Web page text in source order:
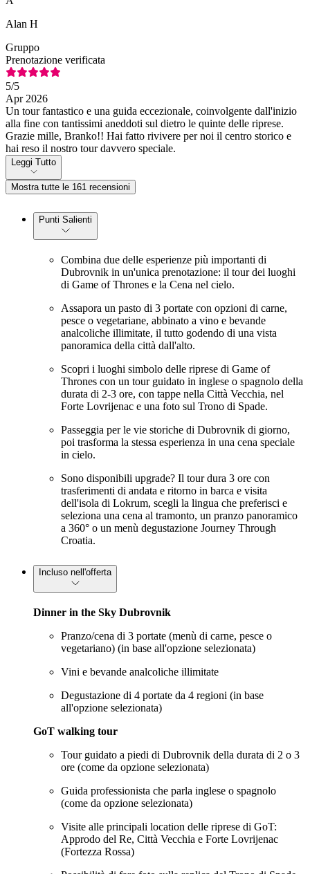
Alan H
Gruppo
Prenotazione verificata
5/5
Apr 2026
Un tour fantastico e una guida eccezionale, coinvolgente dall'inizio
alla fine con tantissimi aneddoti sul dietro le quinte delle riprese.
Grazie mille, Branko!! Hai fatto rivivere per noi il centro storico e
hai reso il nostro tour davvero speciale.
Leggi Tutto
Mostra tutte le 161 recensioni
Punti Salienti
Combina due delle esperienze più importanti di
Dubrovnik in un'unica prenotazione: il tour dei luoghi
di Game of Thrones e la Cena nel cielo.
Assapora un pasto di 3 portate con opzioni di carne,
pesce o vegetariane, abbinato a vino e bevande
analcoliche illimitate, il tutto godendo di una vista
panoramica della città dall'alto.
Scopri i luoghi simbolo delle riprese di Game of
Thrones con un tour guidato in inglese o spagnolo della
durata di 2-3 ore, con tappe nella Città Vecchia, nel
Forte Lovrijenac e una foto sul Trono di Spade.
Passeggia per le vie storiche di Dubrovnik di giorno,
poi trasforma la stessa esperienza in una cena speciale
in cielo.
Sono disponibili upgrade? Il tour dura 3 ore con
trasferimenti di andata e ritorno in barca e visita
dell'isola di Lokrum, scegli la lingua che preferisci e
seleziona una cena al tramonto, un pranzo panoramico
a 360° o un menù degustazione Journey Through
Croatia.
Incluso nell'offerta
Dinner in the Sky Dubrovnik
Pranzo/cena di 3 portate (menù di carne, pesce o
vegetariano) (in base all'opzione selezionata)
Vini e bevande analcoliche illimitate
Degustazione di 4 portate da 4 regioni (in base
all'opzione selezionata)
GoT walking tour
Tour guidato a piedi di Dubrovnik della durata di 2 o 3
ore (come da opzione selezionata)
Guida professionista che parla inglese o spagnolo
(come da opzione selezionata)
Visite alle principali location delle riprese di GoT:
Approdo del Re, Città Vecchia e Forte Lovrijenac
(Fortezza Rossa)